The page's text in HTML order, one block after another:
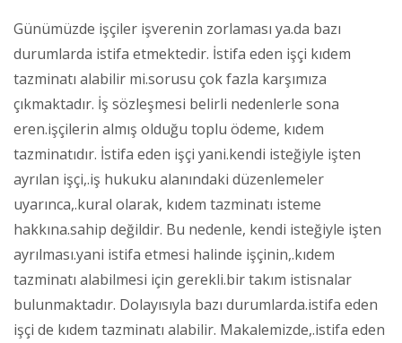
Günümüzde işçiler işverenin zorlaması ya.da bazı
durumlarda istifa etmektedir. İstifa eden işçi kıdem
tazminatı alabilir mi.sorusu çok fazla karşımıza
çıkmaktadır. İş sözleşmesi belirli nedenlerle sona
eren.işçilerin almış olduğu toplu ödeme, kıdem
tazminatıdır. İstifa eden işçi yani.kendi isteğiyle işten
ayrılan işçi,.iş hukuku alanındaki düzenlemeler
uyarınca,.kural olarak, kıdem tazminatı isteme
hakkına.sahip değildir. Bu nedenle, kendi isteğiyle işten
ayrılması.yani istifa etmesi halinde işçinin,.kıdem
tazminatı alabilmesi için gerekli.bir takım istisnalar
bulunmaktadır. Dolayısıyla bazı durumlarda.istifa eden
işçi de kıdem tazminatı alabilir. Makalemizde,.istifa eden